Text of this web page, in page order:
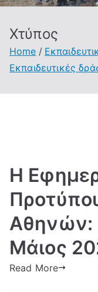
Χτύπος
Home
Εκπαιδευτικές
Η
Αθηνών:
Μάιος
Read More